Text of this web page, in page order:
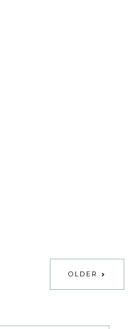
OLDER